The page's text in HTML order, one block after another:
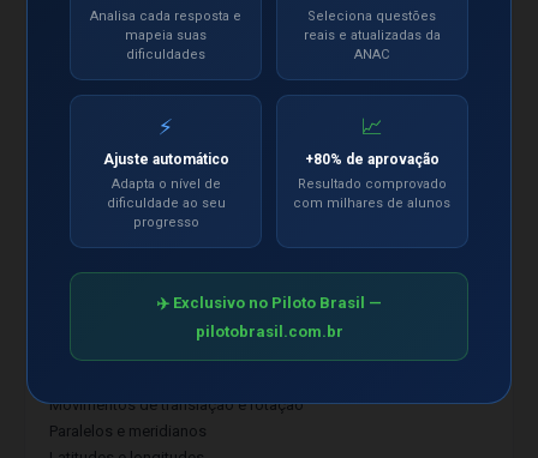
matérias de conhecimentos técnicos de baixa e alta
velocidade, regulamentos de tráfego aéreo, navegação
aeronáutica e teoria de voo de alta e baixa velocidade, com
MÓDULO 1 (26:04)
Conhecimentos gerais de aeronaves
Componentes
MÓDULO 2 (40:17)
Navegação aérea
MÓDULO 3 (27:44)
Meteorologia
Movimentos de translação e rotação
Paralelos e meridianos
Analisa cada resposta e
mapeia suas
dificuldades
Seleciona questões
reais e atualizadas da
ANAC
⚡
Ajuste automático
Adapta o nível de
dificuldade ao seu
progresso
📈
+80% de aprovação
Resultado comprovado
com milhares de alunos
✈️ Exclusivo no Piloto Brasil —
pilotobrasil.com.br